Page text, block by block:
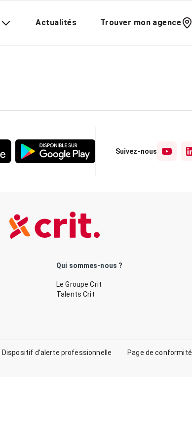
Actualités Trouver mon agence
Suivez-nous
Qui sommes-nous ?
Le Groupe Crit
Talents Crit
Dispositif d’alerte professionnelle Page de conformité